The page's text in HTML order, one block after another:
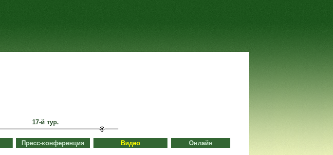
17-й тур.
Пресс-конференция Видео Онлайн